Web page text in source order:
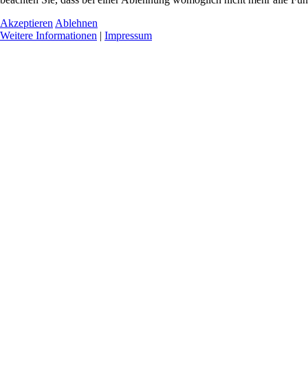
Akzeptieren Ablehnen
Weitere Informationen | Impressum